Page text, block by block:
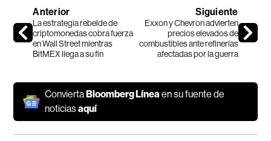
Anterior
La estrategia rebelde de
criptomonedas cobra fuerza
en Wall Street mientras
BitMEX llega a su fin
Siguiente
Exxon y Chevron advierten
precios elevados de
combustibles ante refinerías
afectadas por la guerra
ConviertaBloomberg Líneaen su fuente de
noticiasaquí